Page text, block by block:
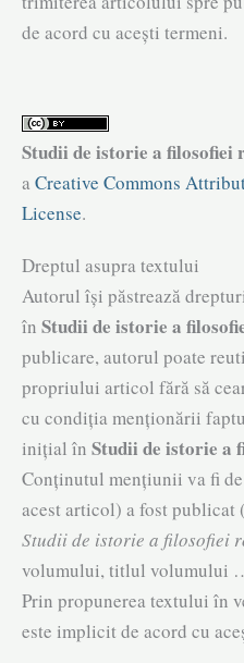
de acord cu acești termeni.
Studii de istorie a filosofiei
a Creative Commons
License.
Dreptul asupra textului
Autorul își păstrează
în Studii de istorie a
publicare, autorul poate
propriului articol fără să
cu condiția menționării
inițial în Studii de istorie a
Conținutul mențiunii va fi
acest articol) a fost
Studii de istorie a filosofiei
volumului, titlul
Prin propunerea textului în
este implicit de acord cu